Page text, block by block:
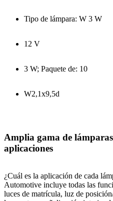
Tipo de lámpara: W 3 W
12 V
3 W; Paquete de: 10
W2,1x9,5d
Amplia gama de
aplicaciones
¿Cuál es la aplicación de cada
Automotive incluye todas las
luces de matrícula, luz de